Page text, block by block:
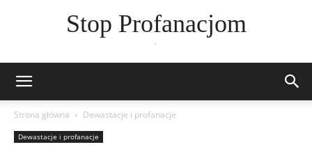
Stop Profanacjom
Strona główna Dewastacje i profanacje
Dewastacje i profanacje